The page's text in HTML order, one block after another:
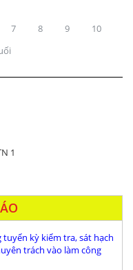
7 8 9
10
kỳ kiểm tra, sát hạch
trách vào làm công